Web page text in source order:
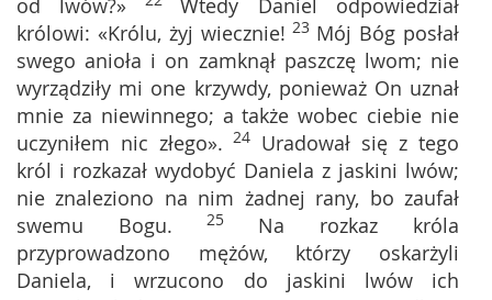
od lwów?»
Wtedy Daniel odpowiedział
królowi: «Królu, żyj wiecznie! 23 Mój Bóg posłał
swego anioła i on zamknął paszczę lwom; nie
wyrządziły mi one krzywdy, ponieważ On uznał
mnie za niewinnego; a także wobec ciebie nie
uczyniłem nic złego». 24 Uradował się z tego
król i rozkazał wydobyć Daniela z jaskini lwów;
nie znaleziono na nim żadnej rany, bo zaufał
swemu Bogu. 25 Na rozkaz króla
przyprowadzono mężów, którzy oskarżyli
Daniela, i wrzucono do jaskini lwów ich